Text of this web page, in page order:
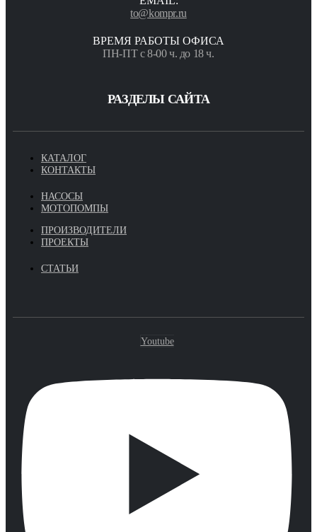
to@kompr.ru
ВРЕМЯ РАБОТЫ ОФИСА
ПН-ПТ с 8-00 ч. до 18 ч.
РАЗДЕЛЫ САЙТА
КАТАЛОГ
КОНТАКТЫ
НАСОСЫ
МОТОПОМПЫ
ПРОИЗВОДИТЕЛИ
ПРОЕКТЫ
СТАТЬИ
Youtube